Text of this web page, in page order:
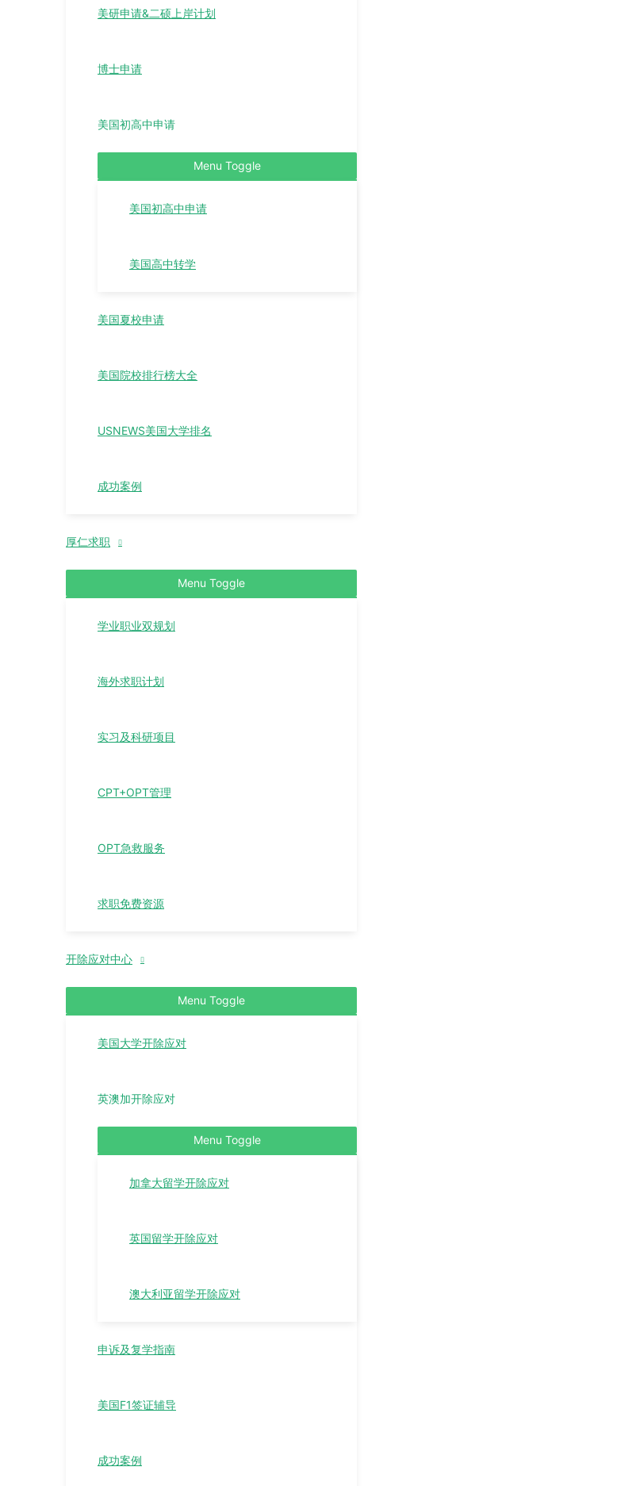
美研申请&二硕上岸计划
博士申请
美国初高中申请
Menu Toggle
美国初高中申请
美国高中转学
美国夏校申请
美国院校排行榜大全
USNEWS美国大学排名
成功案例
厚仁求职
Menu Toggle
学业职业双规划
海外求职计划
实习及科研项目
CPT+OPT管理
OPT急救服务
求职免费资源
开除应对中心
Menu Toggle
美国大学开除应对
英澳加开除应对
Menu Toggle
加拿大留学开除应对
英国留学开除应对
澳大利亚留学开除应对
申诉及复学指南
美国F1签证辅导
成功案例